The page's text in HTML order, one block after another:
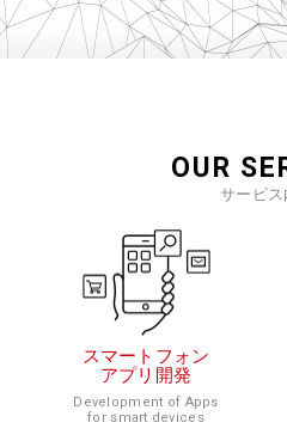
OUR
サービス
スマートフォン
アプリ開発
Development of Apps
for smart devices